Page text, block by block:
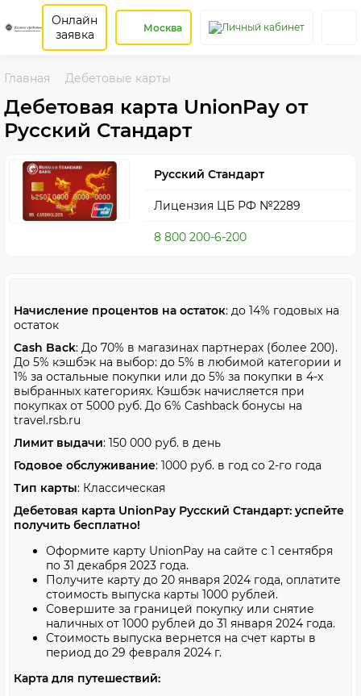
Онлайн
заявка
Москва
Главная Дебетовые карты
Дебетовая карта UnionPay от
Русский Стандарт
Русский Стандарт
Лицензия ЦБ РФ №2289
8 800 200-6-200
Начисление процентов на остаток: до 14% годовых на
остаток
Cash Back: До 70% в магазинах партнерах (более 200).
До 5% кэшбэк на выбор: до 5% в любимой категории и
1% за остальные покупки или до 5% за покупки в 4-х
выбранных категориях. Кэшбэк начисляется при
покупках от 5000 руб. До 6% Cashback бонусы на
travel.rsb.ru
Лимит выдачи: 150 000 руб. в день
Годовое обслуживание: 1000 руб. в год со 2-го года
Тип карты: Классическая
Дебетовая карта UnionPay Русский Стандарт: успейте
получить бесплатно!
Оформите карту UnionPay на сайте с 1 сентября
по 31 декабря 2023 года.
Получите карту до 20 января 2024 года, оплатите
стоимость выпуска карты 1000 рублей.
Совершите за границей покупку или снятие
наличных от 1000 рублей до 31 января 2024 года.
Стоимость выпуска вернется на счет карты в
период до 29 февраля 2024 г.
Карта для путешествий: